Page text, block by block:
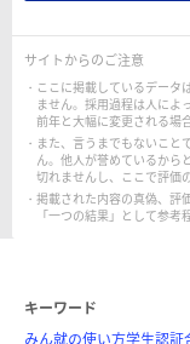
サイトからのご注意
ここに掲載しているデータ
ません。採用過程は人によ
前年と大幅に変更される場
また、言うまでもないこと
ん。他人が誉めているから
切れませんし、ここで評価
掲載された内容の真偽、評
「一つの結果」として参考
キーワード
みん就の使い方学生認証